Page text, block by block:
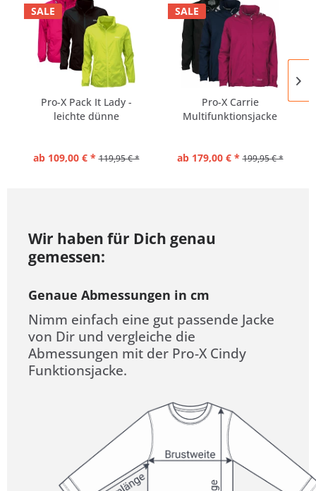
SALE
Pro-X Pack It Lady -
leichte dünne
ab 109,00 € * 119,95 € *
SALE
Pro-X Carrie
Multifunktionsjacke
ab 179,00 € * 199,95 € *
Wir haben für Dich genau
gemessen:
Genaue Abmessungen in cm
Nimm einfach eine gut passende Jacke
von Dir und vergleiche die
Abmessungen mit der Pro-X Cindy
Funktionsjacke.